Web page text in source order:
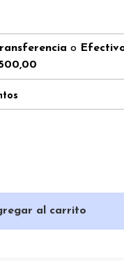
o
al carrito